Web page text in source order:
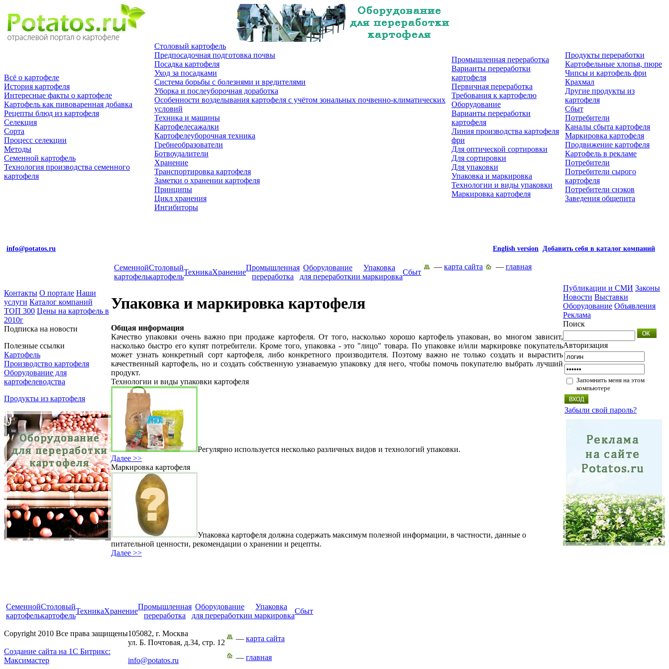
Всё о картофеле
История картофеля
Интересные факты о картофеле
Картофель как пивоваренная добавка
Рецепты блюд из картофеля
Селекция
Сорта
Процесс селекции
Методы
Семенной картофель
Технология производства семенного
картофеля
Столовый картофель
Предпосадочная подготовка почвы
Посадка картофеля
Уход за посадками
Система борьбы с болезнями и вредителями
Уборка и послеуборочная доработка
Особенности возделывания картофеля с учётом зональных почвенно-климатических
условий
Техника и машины
Картофелесажалки
Картофелеуборочная техника
Гребнеобразователи
Ботвоудалители
Хранение
Транспортировка картофеля
Заметки о хранении картофеля
Принципы
Цикл хранения
Ингибиторы
Промышленная переработка
Варианты переработки
картофеля
Первичная переработка
Требования к картофелю
Оборудование
Варианты переработки
картофеля
Линия производства картофеля
фри
Для оптической сортировки
Для сортировки
Для упаковки
Упаковка и маркировка
Технологии и виды упаковки
Маркировка картофеля
Продукты перерaботки
Картофельные хлопья, пюре
Чипсы и картофель фри
Крахмал
Другие продукты из
картофеля
Сбыт
Потребители
Каналы сбыта картофеля
Маркировка картофеля
Продвижение картофеля
Картофель в рекламе
Потребители
Потребители сырого
картофеля
Потребители снэков
Заведения общепита
info@potatos.ru English version Добавить себя в каталог компаний
Cеменной
картофель
Столовый
картофель
ТехникаХранение
Промышленная
переработка
Оборудование
для переработки
Упаковка
и маркировка
Сбыт
— карта сайта — главная
Контакты О портале Наши
услуги Каталог компаний
ТОП 300 Цены на картофель в
2010г
Подписка на новости
Полезные ссылки
Картофель
Производство картофеля
Оборудование для
картофелеводства
Продукты из картофеля
Упаковка и маркировка картофеля
Общая информация
Качество упаковки очень важно при продаже картофеля. От того, насколько хорошо картофель упакован, во многом зависит,
насколько быстро его купят потребители. Кроме того, упаковка - это "лицо" товара. По упаковке и/или маркировке покупатель
может узнать конкретный сорт картофеля, либо конкретного производителя. Поэтому важно не только создать и вырастить
качественный картофель, но и создать собственную узнаваемую упаковку для него, чтобы помочь покупателю выбрать лучший
продукт.
Технологии и виды упаковки картофеля
Регулярно используется несколько различных видов и технологий упаковки.
Далее >>
Маркировка картофеля
Упаковка картофеля должна содержать максимум полезной информации, в частности, данные о
питательной ценности, рекомендации о хранении и рецепты.
Далее >>
Публикации и СМИ Законы
Новости Выставки
Оборудование Объявления
Реклама
Поиск
Авторизация
Запомнить меня на этом
компьютере
Забыли свой пароль?
Cеменной
картофель
Столовый
картофель
ТехникаХранение
Промышленная
переработка
Оборудование
для переработки
Упаковка
и маркировка
Сбыт
Copyright 2010 Все права защищены
Создание сайта на 1С Битрикс:
Максимастер
105082, г. Москва
ул. Б. Почтовая, д.34, стр. 12
info@potatos.ru
— карта сайта
— главная